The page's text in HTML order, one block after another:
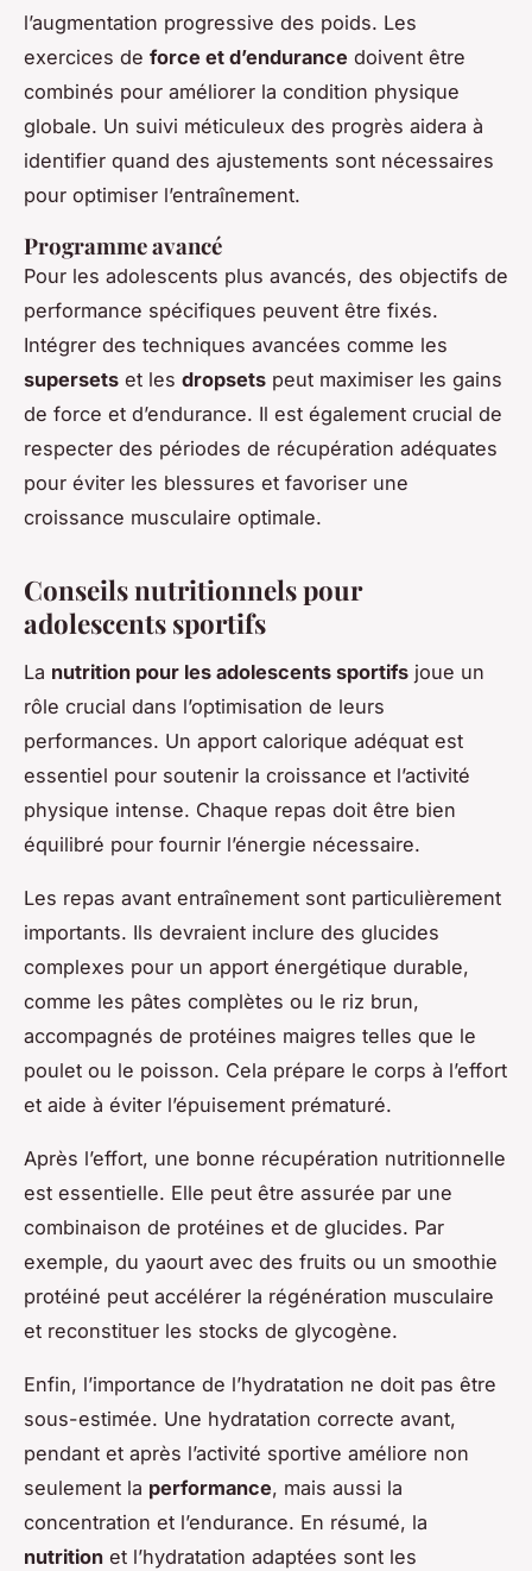
l’augmentation progressive des poids. Les
exercices de force et d’endurance doivent être
combinés pour améliorer la condition physique
globale. Un suivi méticuleux des progrès aidera à
identifier quand des ajustements sont nécessaires
pour optimiser l’entraînement.
Programme avancé
Pour les adolescents plus avancés, des objectifs de
performance spécifiques peuvent être fixés.
Intégrer des techniques avancées comme les
supersets et les dropsets peut maximiser les gains
de force et d’endurance. Il est également crucial de
respecter des périodes de récupération adéquates
pour éviter les blessures et favoriser une
croissance musculaire optimale.
Conseils nutritionnels pour
adolescents sportifs
La nutrition pour les adolescents sportifs joue un
rôle crucial dans l’optimisation de leurs
performances. Un apport calorique adéquat est
essentiel pour soutenir la croissance et l’activité
physique intense. Chaque repas doit être bien
équilibré pour fournir l’énergie nécessaire.
Les repas avant entraînement sont particulièrement
importants. Ils devraient inclure des glucides
complexes pour un apport énergétique durable,
comme les pâtes complètes ou le riz brun,
accompagnés de protéines maigres telles que le
poulet ou le poisson. Cela prépare le corps à l’effort
et aide à éviter l’épuisement prématuré.
Après l’effort, une bonne récupération nutritionnelle
est essentielle. Elle peut être assurée par une
combinaison de protéines et de glucides. Par
exemple, du yaourt avec des fruits ou un smoothie
protéiné peut accélérer la régénération musculaire
et reconstituer les stocks de glycogène.
Enfin, l’importance de l’hydratation ne doit pas être
sous-estimée. Une hydratation correcte avant,
pendant et après l’activité sportive améliore non
seulement la performance, mais aussi la
concentration et l’endurance. En résumé, la
nutrition et l’hydratation adaptées sont les